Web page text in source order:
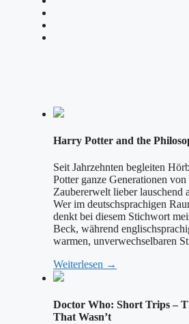
Harry Potter and the
Seit Jahrzehnten begleiten
Potter ganze Generationen von
Zaubererwelt lieber lauschend
Wer im deutschsprachigen
denkt bei diesem Stichwort
Beck, während
warmen, unverwechselbaren
Weiterlesen →
Doctor Who: Short Trips –
That Wasn’t